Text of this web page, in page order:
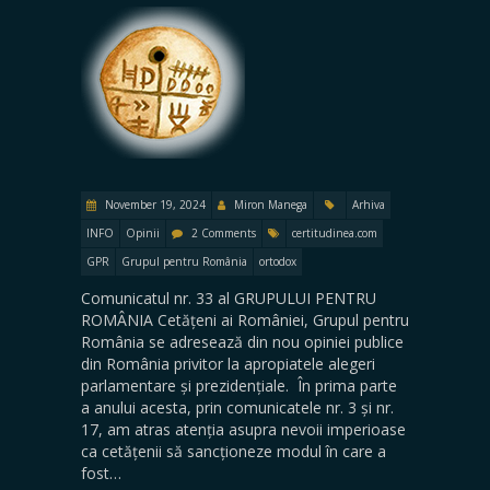
November 19, 2024 Miron Manega
Arhiva
INFO
Opinii 2 Comments
certitudinea.com
GPR
Grupul pentru România ortodox
Comunicatul nr. 33 al GRUPULUI PENTRU
ROMÂNIA Cetățeni ai României, Grupul pentru
România se adresează din nou opiniei publice
din România privitor la apropiatele alegeri
parlamentare și prezidențiale. În prima parte
a anului acesta, prin comunicatele nr. 3 și nr.
17, am atras atenția asupra nevoii imperioase
ca cetățenii să sancționeze modul în care a
fost…